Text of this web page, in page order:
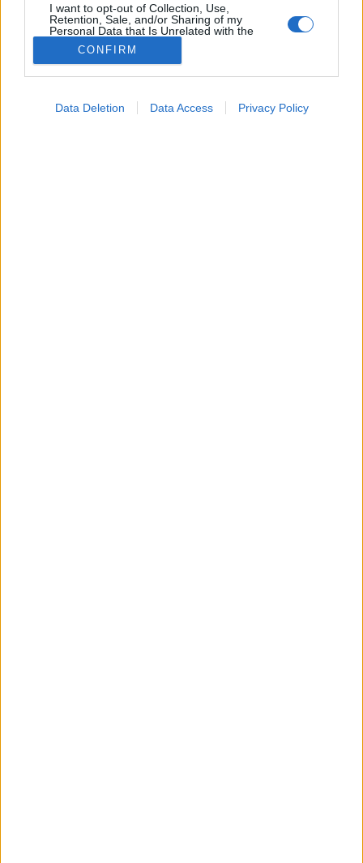
I want to opt-out of Collection, Use,
Retention, Sale, and/or Sharing of my
Personal Data that Is Unrelated with the
Purposes for which it was collected.
Opted Out
CONFIRM
Data Deletion Data Access Privacy Policy